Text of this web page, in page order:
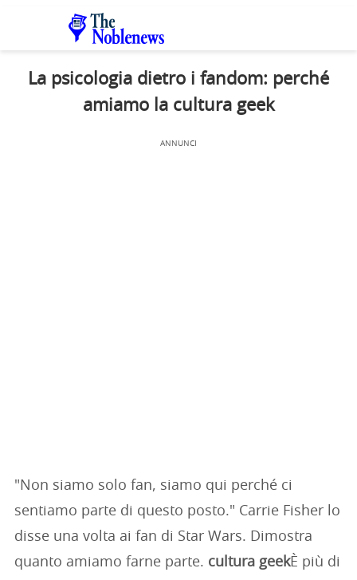
La psicologia dietro i fandom: perché
amiamo la cultura geek
ANNUNCI
"Non siamo solo fan, siamo qui perché ci
sentiamo parte di questo posto." Carrie Fisher lo
disse una volta ai fan di Star Wars. Dimostra
quanto amiamo farne parte. cultura geekÈ più di